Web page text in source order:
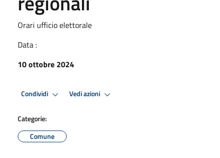
Orari ufficio elettorale
Data :
10 ottobre 2024
Condividi Vedi azioni
Categorie:
Comune